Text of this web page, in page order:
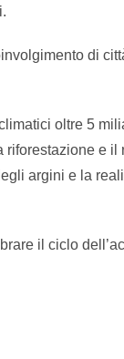
di
oltre 5
riforestazione e
argini e la
il ciclo